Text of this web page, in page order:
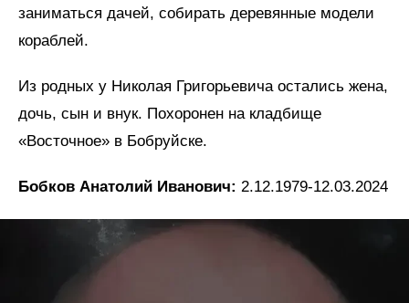
заниматься дачей, собирать деревянные модели
кораблей.
Из родных у Николая Григорьевича остались жена,
дочь, сын и внук. Похоронен на кладбище
«Восточное» в Бобруйске.
Бобков Анатолий Иванович: 2.12.1979-12.03.2024